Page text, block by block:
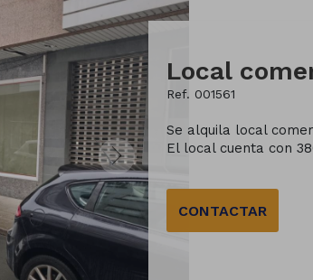
Ref. 001561
Se alquila local
El local cuenta con
CONTACTAR